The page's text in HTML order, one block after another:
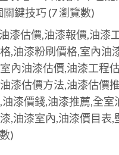
關鍵技巧(7 瀏覽數)
油漆估價,油漆報價,油漆
,油漆粉刷價格,室內油
內油漆估價,油漆工程
漆估價方法,油漆估價
漆價錢,油漆推薦,全室
,油漆室內,油漆價目表,
)